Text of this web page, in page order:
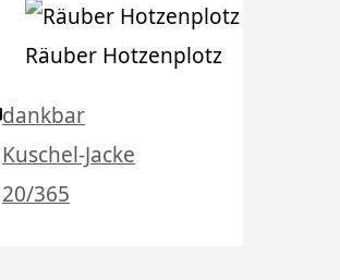
Räuber Hotzenplotz
Kategorien
dankbar
Kuschel-Jacke
20/365